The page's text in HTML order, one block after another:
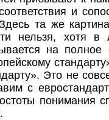
и
та же
нельзя, хотя в
на полное
Это не
с
понимания